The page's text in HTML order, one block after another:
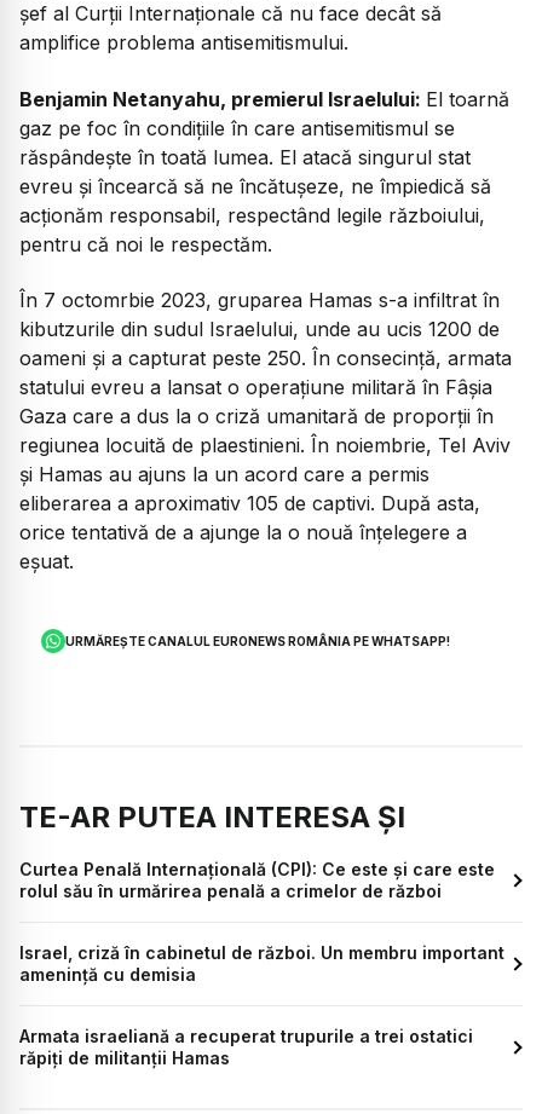
șef al Curții Internaționale că nu face decât să
amplifice problema antisemitismului.
Benjamin Netanyahu, premierul Israelului: El toarnă
gaz pe foc în condițiile în care antisemitismul se
răspândește în toată lumea. El atacă singurul stat
evreu și încearcă să ne încătușeze, ne împiedică să
acționăm responsabil, respectând legile războiului,
pentru că noi le respectăm.
În 7 octomrbie 2023, gruparea Hamas s-a infiltrat în
kibutzurile din sudul Israelului, unde au ucis 1200 de
oameni și a capturat peste 250. În consecință, armata
statului evreu a lansat o operațiune militară în Fâșia
Gaza care a dus la o criză umanitară de proporții în
regiunea locuită de plaestinieni. În noiembrie, Tel Aviv
și Hamas au ajuns la un acord care a permis
eliberarea a aproximativ 105 de captivi. După asta,
orice tentativă de a ajunge la o nouă înțelegere a
eșuat.
URMĂREȘTE CANALUL EURONEWS ROMÂNIA PE WHATSAPP!
TE-AR PUTEA INTERESA ȘI
Curtea Penală Internațională (CPI): Ce este și care este
rolul său în urmărirea penală a crimelor de război
Israel, criză în cabinetul de război. Un membru important
amenință cu demisia
Armata israeliană a recuperat trupurile a trei ostatici
răpiți de militanții Hamas